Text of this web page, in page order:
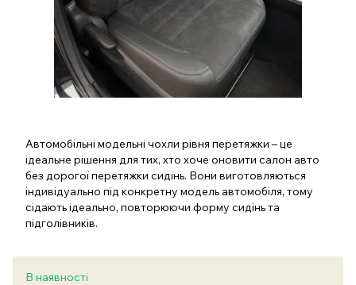
Автомобільні модельні чохли рівня перетяжки – це
ідеальне рішення для тих, хто хоче оновити салон авто
без дорогої перетяжки сидінь. Вони виготовляються
індивідуально під конкретну модель автомобіля, тому
сідають ідеально, повторюючи форму сидінь та
підголівників.
В наявності